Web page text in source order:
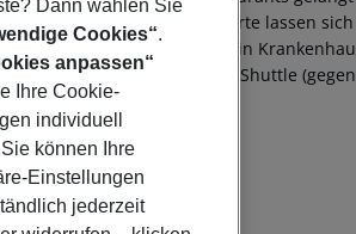
Weiter entfernt gelegene Orte lassen
im Notfall befindet sich ein
und Flughafen verkehrt ein Shuttle
Buffet.
Dann wählen Sie
Cookies“.
anpassen“
Ihre Cookie-
individuell
können Ihre
Einstellungen
jederzeit